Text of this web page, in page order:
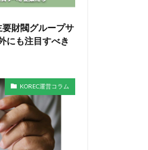
財閥グループサ
にも注目すべき
KOREC運営コラム